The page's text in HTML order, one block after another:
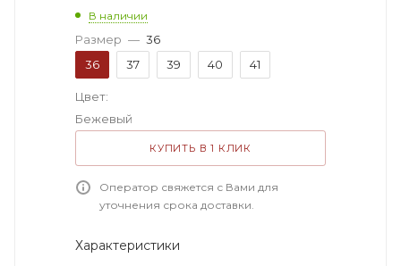
В наличии
Размер — 36
36
37 39 40 41
Цвет:
Бежевый
КУПИТЬ В 1 КЛИК
Оператор свяжется с Вами для
уточнения срока доставки.
Характеристики